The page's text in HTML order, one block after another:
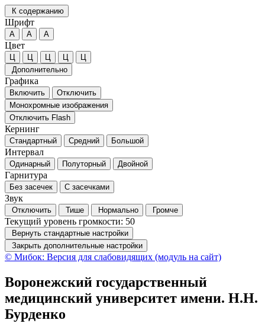
К содержанию
Шрифт
А А А
Цвет
Ц Ц Ц Ц
Ц
Дополнительно
Графика
Включить
Отключить
Монохромные изображения
Отключить Flash
Кернинг
Стандартный Средний Большой
Интервал
Одинарный Полуторный Двойной
Гарнитура
Без засечек С засечками
Звук
Отключить Тише Нормально Громче
Текущий уровень громкости: 50
Вернуть стандартные настройки
Закрыть дополнительные настройки
© Мибок: Версия для слабовидящих (модуль на сайт)
Воронежский государственный
медицинский университет имени. Н.Н.
Бурденко